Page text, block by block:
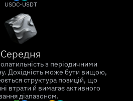
USDC-USDT
Середня
з періодичними
Дохідність може бути вищою,
структура позицій, що
втрати й вимагає активного
діапазоном.